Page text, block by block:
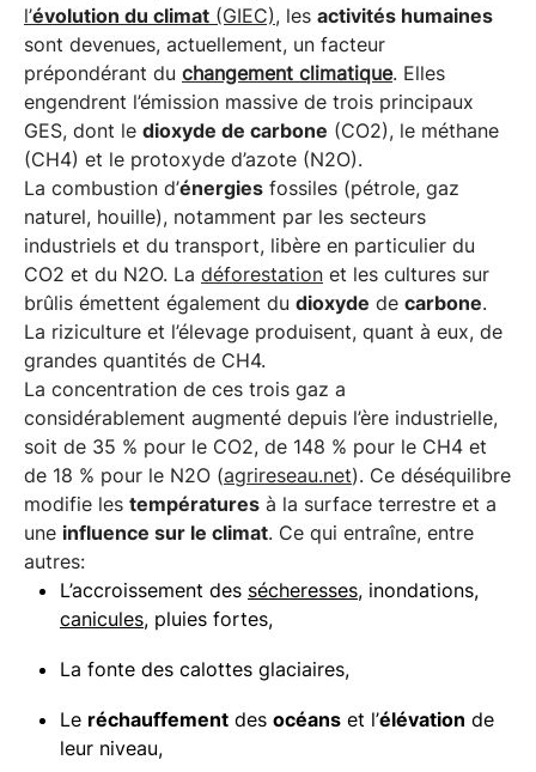
l’évolution du climat (GIEC), les activités humaines
sont devenues, actuellement, un facteur
prépondérant du changement climatique. Elles
engendrent l’émission massive de trois principaux
GES, dont le dioxyde de carbone (CO2), le méthane
(CH4) et le protoxyde d’azote (N2O).
La combustion d’énergies fossiles (pétrole, gaz
naturel, houille), notamment par les secteurs
industriels et du transport, libère en particulier du
CO2 et du N2O. La déforestation et les cultures sur
brûlis émettent également du dioxyde de carbone.
La riziculture et l’élevage produisent, quant à eux, de
grandes quantités de CH4.
La concentration de ces trois gaz a
considérablement augmenté depuis l’ère industrielle,
soit de 35 % pour le CO2, de 148 % pour le CH4 et
de 18 % pour le N2O (agrireseau.net). Ce déséquilibre
modifie les températures à la surface terrestre et a
une influence sur le climat. Ce qui entraîne, entre
autres:
L’accroissement des sécheresses, inondations,
canicules, pluies fortes,
La fonte des calottes glaciaires,
Le réchauffement des océans et l’élévation de
leur niveau,